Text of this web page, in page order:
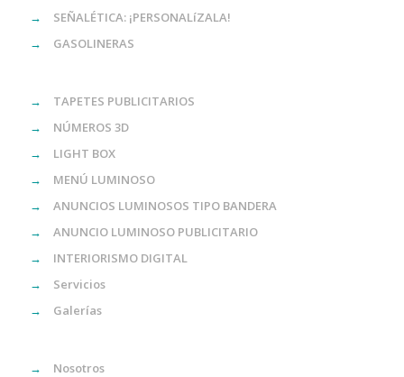
→
SEÑALÉTICA: ¡PERSONALíZALA!
→
GASOLINERAS
→
TAPETES PUBLICITARIOS
→
NÚMEROS 3D
→
LIGHT BOX
→
MENÚ LUMINOSO
→
ANUNCIOS LUMINOSOS TIPO BANDERA
→
ANUNCIO LUMINOSO PUBLICITARIO
→
INTERIORISMO DIGITAL
→
Servicios
→
Galerías
→
Nosotros